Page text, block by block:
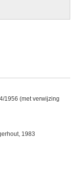
1956 (met verwijzing
1983